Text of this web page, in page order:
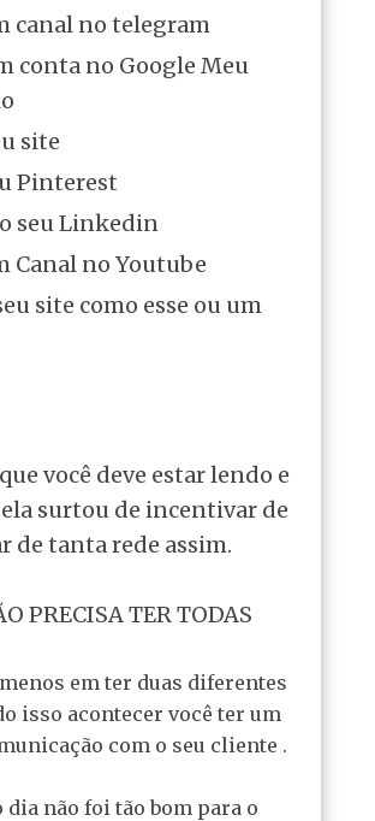
canal no telegram
conta no Google Meu
site
Pinterest
seu Linkedin
Canal no Youtube
site como esse ou um
você deve estar lendo e
surtou de incentivar de
de tanta rede assim.
PRECISA TER TODAS
em ter duas diferentes
isso acontecer você ter um
com o seu cliente .
dia não foi tão bom para o